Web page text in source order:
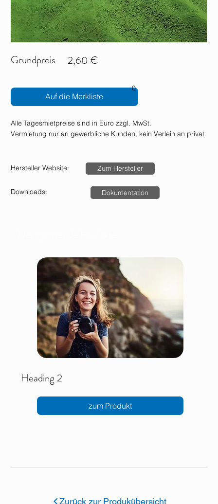
Grundpreis 2,60 €
Auf die Merkliste
0
Alle Tagesmietpreise sind in Euro zzgl. MwSt.
Vermietung nur an gewerbliche Kunden, kein Verleih an privat.
Hersteller Website: Zum Hersteller
Downloads: Dokumentation
Heading 2
zum Produkt
Zurück zur Produkübersicht